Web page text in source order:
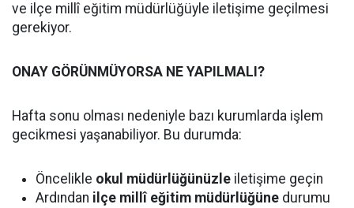
ve ilçe millî eğitim müdürlüğüyle iletişime geçilmesi
gerekiyor.
ONAY GÖRÜNMÜYORSA NE YAPILMALI?
Hafta sonu olması nedeniyle bazı kurumlarda işlem
gecikmesi yaşanabiliyor. Bu durumda:
Öncelikle okul müdürlüğünüzle iletişime geçin
Ardından ilçe millî eğitim müdürlüğüne durumu